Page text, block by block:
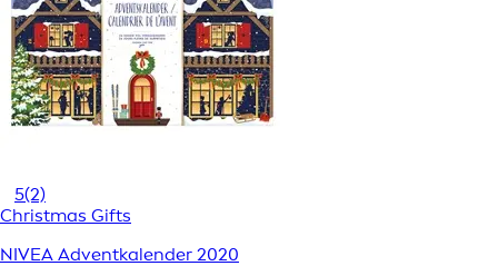
5(2)
Christmas Gifts
NIVEA Adventkalender 2020